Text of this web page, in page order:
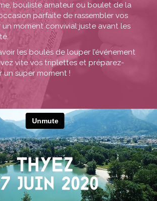
bouliste amateur ou boulet de la
parfaite de rassembler vos
un moment convivial juste avant les
les boules de louper l’événement
vite vos triplettes et préparez-
un super moment !